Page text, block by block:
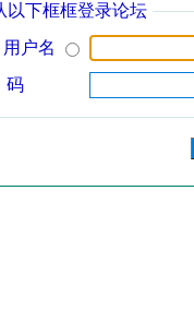
以下框框登录论坛
用户名
码